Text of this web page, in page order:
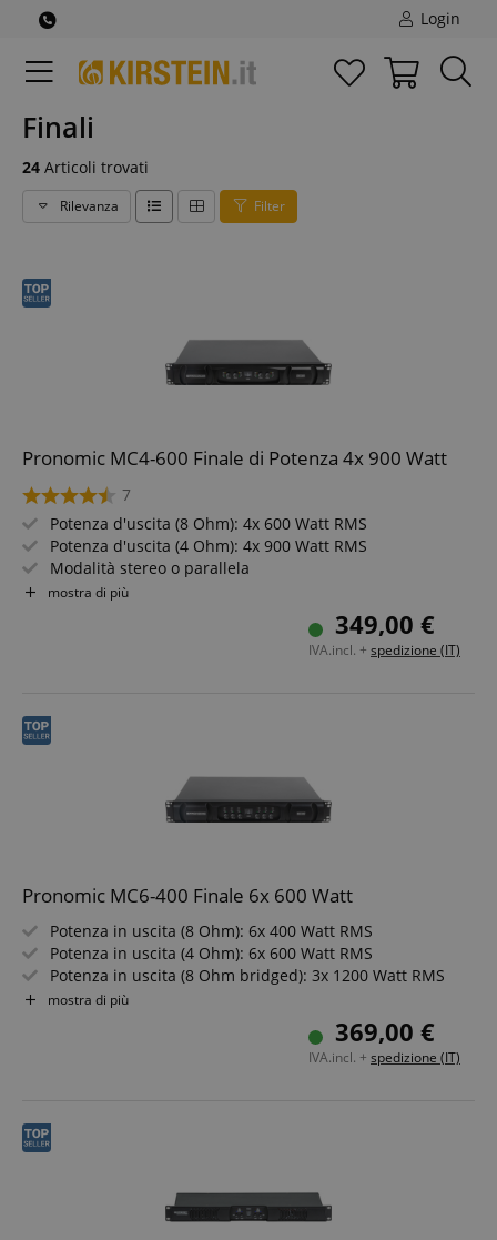
Login
Finali
24 Articoli trovati
Rilevanza Filter
Pronomic MC4-600 Finale di Potenza 4x 900 Watt
7
Potenza d'uscita (8 Ohm): 4x 600 Watt RMS
Potenza d'uscita (4 Ohm): 4x 900 Watt RMS
Modalità stereo o parallela
Frequenza crossover regolabile
mostra di più
349,00 €
IVA.incl. + spedizione (IT)
Pronomic MC6-400 Finale 6x 600 Watt
Potenza in uscita (8 Ohm): 6x 400 Watt RMS
Potenza in uscita (4 Ohm): 6x 600 Watt RMS
Potenza in uscita (8 Ohm bridged): 3x 1200 Watt RMS
Modalità Stereo, Parallel o Bridged
mostra di più
369,00 €
IVA.incl. + spedizione (IT)